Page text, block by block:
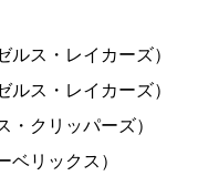
ルス・レイカーズ）
ルス・レイカーズ）
・クリッパーズ）
ベリックス）